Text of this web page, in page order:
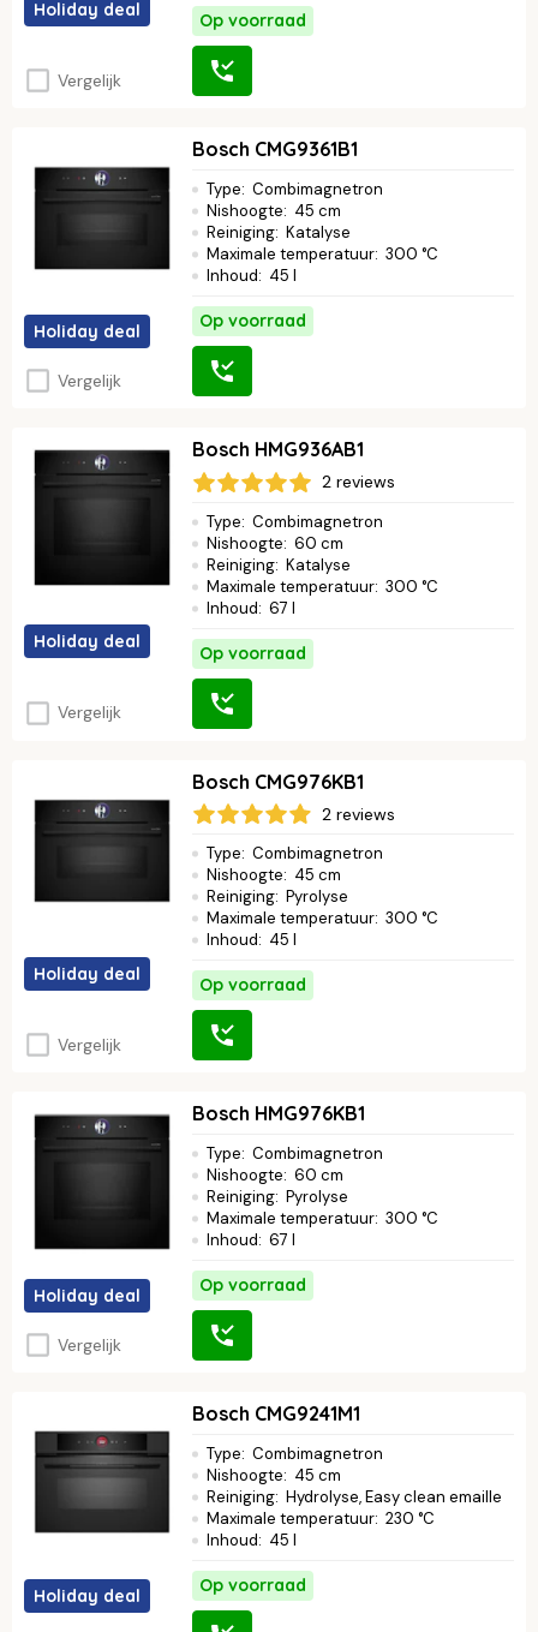
Holiday deal
Vergelijk
Op voorraad
Holiday deal
Vergelijk
Bosch CMG9361B1
Type: Combimagnetron
Nishoogte: 45 cm
Reiniging: Katalyse
Maximale temperatuur: 300 °C
Inhoud: 45 l
Op voorraad
Holiday deal
Vergelijk
Bosch HMG936AB1
2 reviews
Type: Combimagnetron
Nishoogte: 60 cm
Reiniging: Katalyse
Maximale temperatuur: 300 °C
Inhoud: 67 l
Op voorraad
Holiday deal
Vergelijk
Bosch CMG976KB1
2 reviews
Type: Combimagnetron
Nishoogte: 45 cm
Reiniging: Pyrolyse
Maximale temperatuur: 300 °C
Inhoud: 45 l
Op voorraad
Holiday deal
Vergelijk
Bosch HMG976KB1
Type: Combimagnetron
Nishoogte: 60 cm
Reiniging: Pyrolyse
Maximale temperatuur: 300 °C
Inhoud: 67 l
Op voorraad
Holiday deal
Bosch CMG9241M1
Type: Combimagnetron
Nishoogte: 45 cm
Reiniging: Hydrolyse, Easy clean emaille
Maximale temperatuur: 230 °C
Inhoud: 45 l
Op voorraad